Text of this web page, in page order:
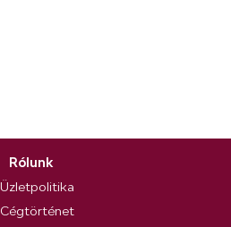
Rólunk
Üzletpolitika
Cégtörténet